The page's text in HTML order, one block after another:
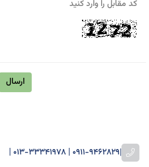
کد مقابل را وارد کنید
ارسال
|
0911-9462829 | 013-33341978 |